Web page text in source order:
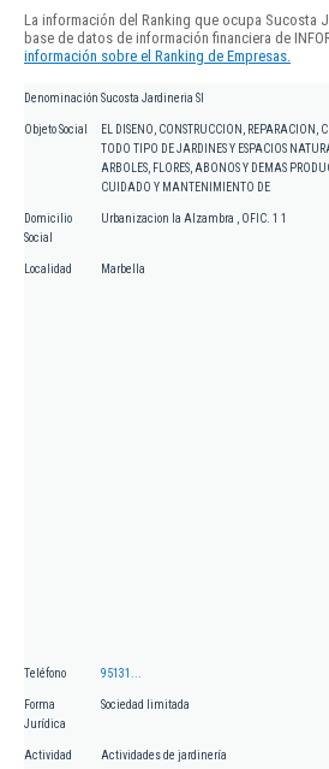
La información del Ranking que ocupa Sucosta
base de datos de información financiera de
información sobre el Ranking de Empresas.
Denominación Sucosta Jardineria Sl
Objeto Social
EL DISENO, CONSTRUCCION,
TODO TIPO DE JARDINES Y ESPACIOS
ARBOLES, FLORES, ABONOS Y DEMAS
CUIDADO Y MANTENIMIENTO DE
Domicilio
Social
Urbanizacion la Alzambra , OFIC. 1 1
Localidad Marbella
Teléfono 95131...
Forma
Jurídica
Sociedad limitada
Actividad Actividades de jardinería